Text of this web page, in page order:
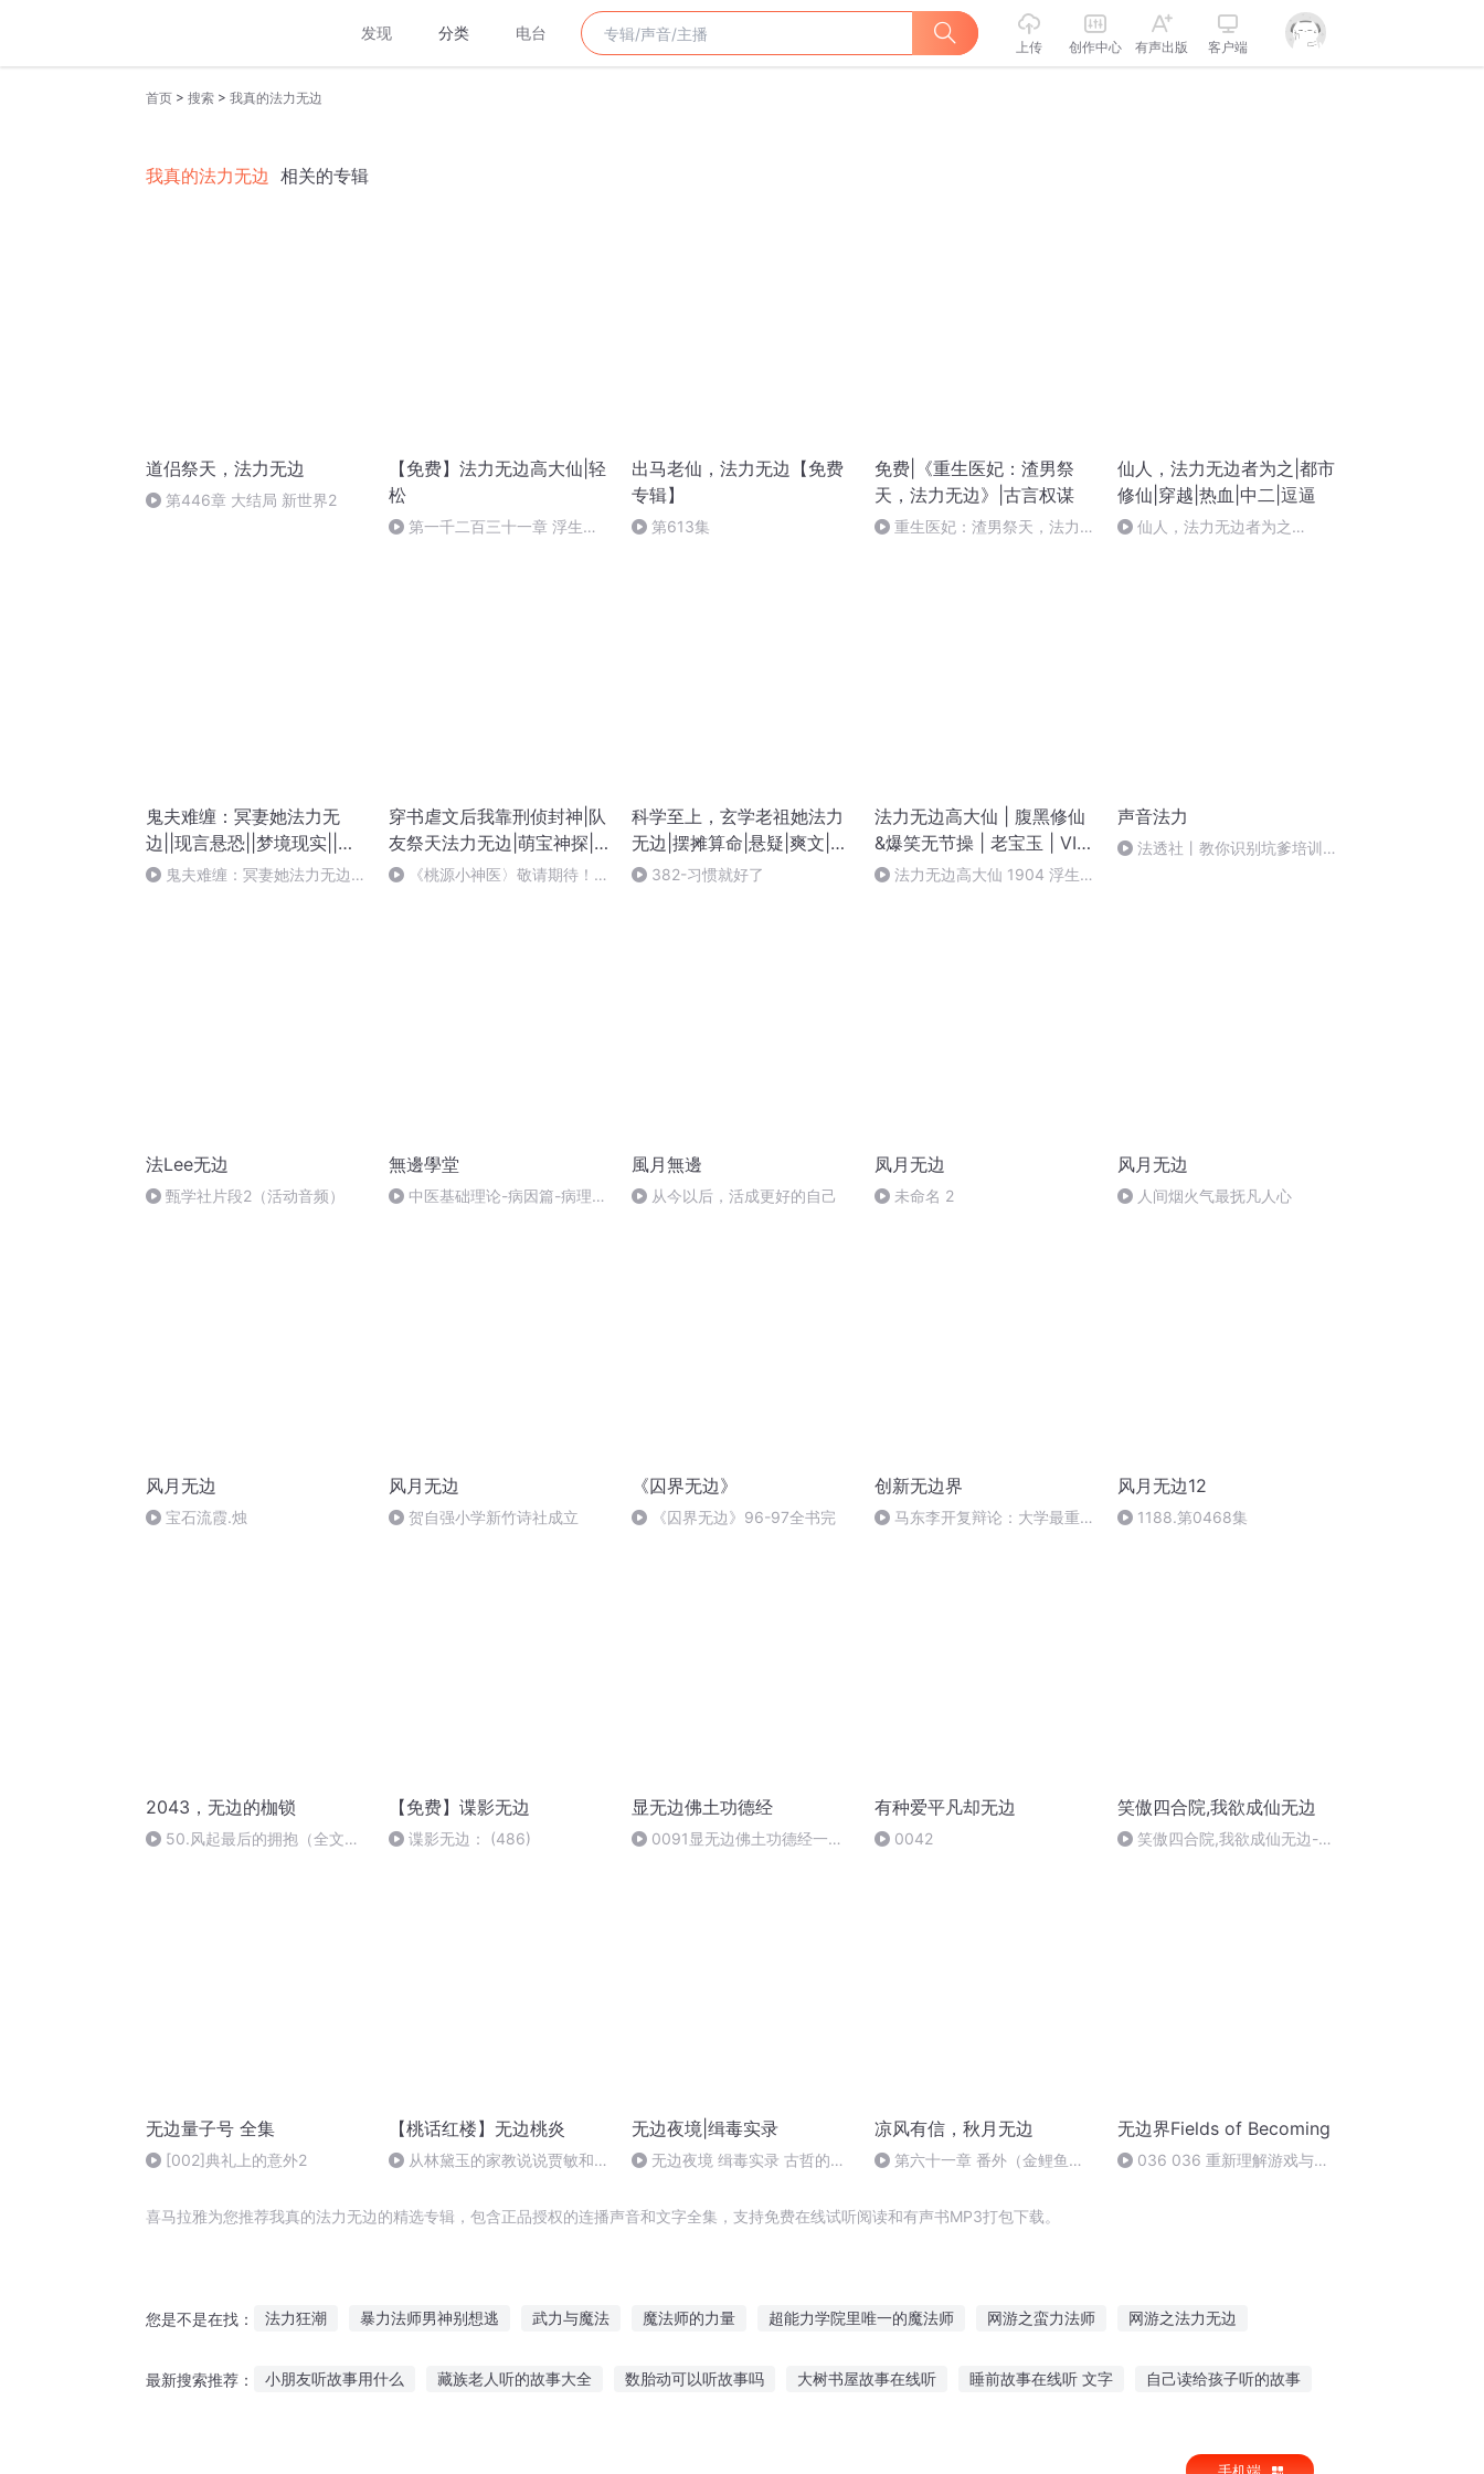
发现 分类 电台
上传 创作中心 有声出版 客户端
首页 > 搜索 > 我真的法力无边
我真的法力无边 相关的专辑
道侣祭天，法力无边
第446章 大结局 新世界2
【免费】法力无边高大仙|轻
松
第一千二百三十一章 浮生千
出马老仙，法力无边【免费
专辑】
第613集
免费|《重生医妃：渣男祭
天，法力无边》|古言权谋
重生医妃：渣男祭天，法力无
仙人，法力无边者为之|都市
修仙|穿越|热血|中二|逗逼
仙人，法力无边者为之
鬼夫难缠：冥妻她法力无
边||现言悬恐||梦境现实||偷
来的幸福||
鬼夫难缠：冥妻她法力无边
穿书虐文后我靠刑侦封神|队
友祭天法力无边|萌宝神探|
刑侦破案神反转
《桃源小神医〉敬请期待！
科学至上，玄学老祖她法力
无边|摆摊算命|悬疑|爽文|大
女主|无cp
382-习惯就好了
法力无边高大仙 | 腹黑修仙
&爆笑无节操 | 老宝玉 | VIP
| 多人有声剧
法力无边高大仙 1904 浮生千
声音法力
法透社丨教你识别坑爹培训机
法Lee无边
甄学社片段2（活动音频）
無邊學堂
中医基础理论-病因篇-病理性
風月無邊
从今以后，活成更好的自己
凤月无边
未命名 2
风月无边
人间烟火气最抚凡人心
风月无边
宝石流霞.烛
风月无边
贺自强小学新竹诗社成立
《囚界无边》
《囚界无边》96-97全书完
创新无边界
马东李开复辩论：大学最重要
风月无边12
1188.第0468集
2043，无边的枷锁
50.风起最后的拥抱（全文
【免费】谍影无边
谍影无边： (486)
显无边佛土功德经
0091显无边佛土功德经一
有种爱平凡却无边
0042
笑傲四合院,我欲成仙无边
笑傲四合院,我欲成仙无边-第
无边量子号 全集
[002]典礼上的意外2
【桃话红楼】无边桃炎
从林黛玉的家教说说贾敏和贾
无边夜境|缉毒实录
无边夜境 缉毒实录 古哲的亡
凉风有信，秋月无边
第六十一章 番外（金鲤鱼和
无边界Fields of Becoming
036 036 重新理解游戏与竞
喜马拉雅为您推荐我真的法力无边的精选专辑，包含正品授权的连播声音和文字全集，支持免费在线试听阅读和有声书MP3打包下载。
您是不是在找： 法力狂潮 暴力法师男神别想逃 武力与魔法 魔法师的力量 超能力学院里唯一的魔法师 网游之蛮力法师 网游之法力无边
最新搜索推荐： 小朋友听故事用什么 藏族老人听的故事大全 数胎动可以听故事吗 大树书屋故事在线听 睡前故事在线听 文字 自己读给孩子听的故事